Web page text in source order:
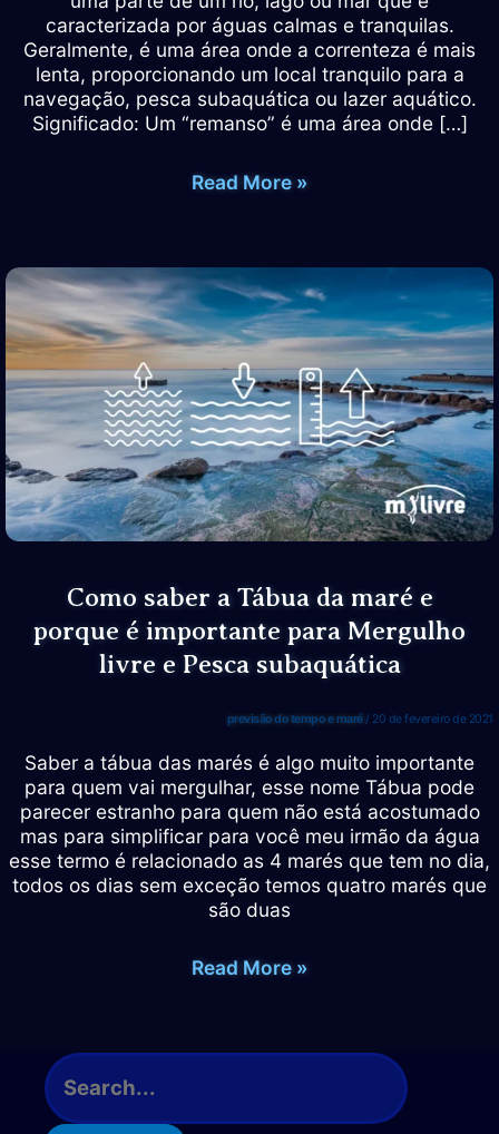
caracterizada por águas calmas e tranquilas.
Geralmente, é uma área onde a correnteza é mais
lenta, proporcionando um local tranquilo para a
navegação, pesca subaquática ou lazer aquático.
Significado: Um “remanso” é uma área onde […]
O
na
Pesca
sub
e
Mergulho
Livre
(Apneia)
Read More »
Como saber a Tábua da maré e
porque é importante para Mergulho
livre e Pesca subaquática
previsão do tempo e maré/ 20 de fevereiro de 2021
Saber a tábua das marés é algo muito importante
para quem vai mergulhar, esse nome Tábua pode
parecer estranho para quem não está acostumado
mas para simplificar para você meu irmão da água
esse termo é relacionado as 4 marés que tem no dia,
todos os dias sem exceção temos quatro marés que
são duas
Como
Read More »
P
e
s